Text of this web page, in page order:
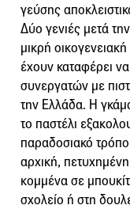
γεύσης
Δύο γενιές μετά
μικρή
έχουν καταφέρει
συνεργατών με
την Ελλάδα. Η
το παστέλι
παραδοσιακό
αρχική,
κομμένα σε
σχολείο ή στη